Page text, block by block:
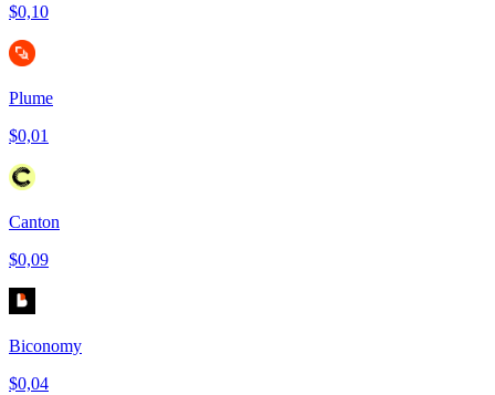
$0,10
Plume
$0,01
Canton
$0,09
Biconomy
$0,04